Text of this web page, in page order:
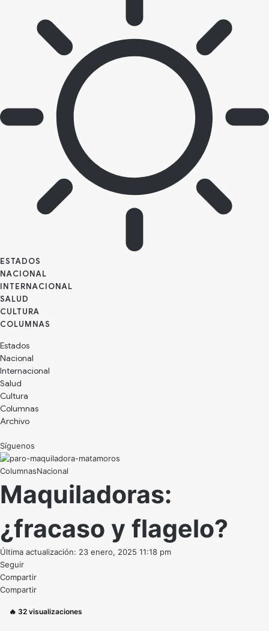
ESTADOS
NACIONAL
INTERNACIONAL
SALUD
CULTURA
Estados
Nacional
Internacional
Salud
Cultura
Archivo
Síguenos
Nacional
Maquiladoras:
¿fracaso y flagelo?
Última actualización: 23 enero, 2025 11:18 pm
Seguir
Compartir
Compartir
🔥 32 visualizaciones